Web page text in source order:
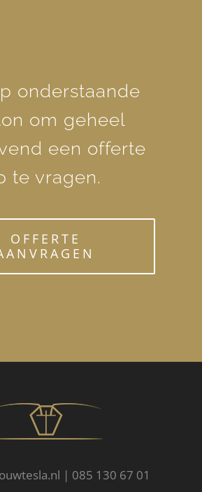
onderstaande
om geheel
een offerte
te vragen.
OFFERTE
| 085 130 67 01